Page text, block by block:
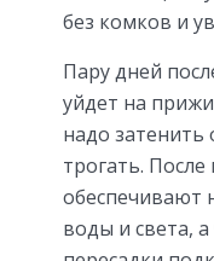
без комков и
Пару дней
уйдет на
надо затенить
трогать.
обеспечивают
воды и света,